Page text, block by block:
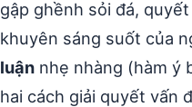
gập ghềnh sỏi đá,
khuyên sáng suốt của
luận nhẹ nhàng (hàm ý
hai cách giải quyết vấn